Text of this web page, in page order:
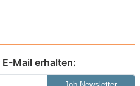
Mail erhalten: